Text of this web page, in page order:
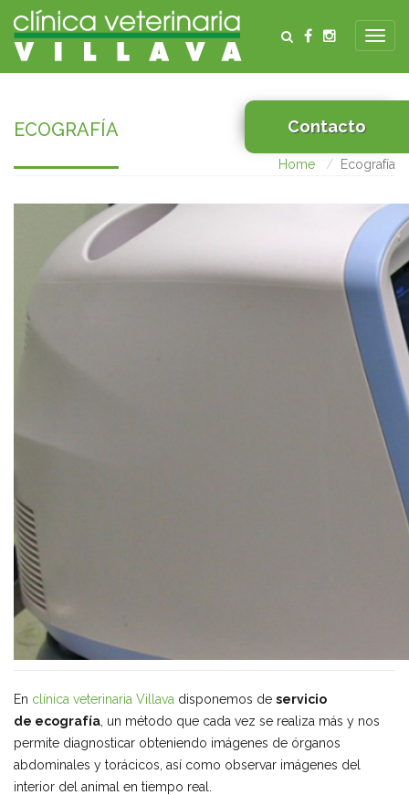
Contacto
ECOGRAFÍA
Home Ecografía
En clínica veterinaria Villava disponemos de servicio
de ecografía , un método que cada vez se realiza más y nos
permite diagnosticar obteniendo imágenes de órganos
abdominales y torácicos, así como observar imágenes del
interior del animal en tiempo real.